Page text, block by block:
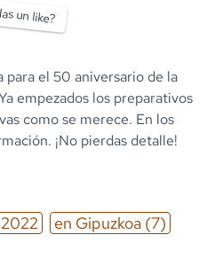
un like?
para el 50 aniversario de la
empezados los preparativos
como se merece. En los
¡No pierdas detalle!
2022 en Gipuzkoa (7)